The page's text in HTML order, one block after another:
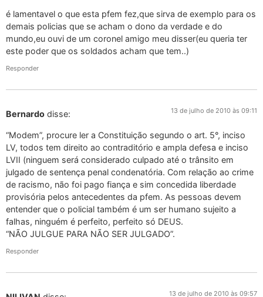
é lamentavel o que esta pfem fez,que sirva de exemplo para os
demais policias que se acham o dono da verdade e do
mundo,eu ouvi de um coronel amigo meu disser(eu queria ter
este poder que os soldados acham que tem..)
Responder
Bernardo disse: 13 de julho de 2010 às 09:11
“Modem”, procure ler a Constituição segundo o art. 5°, inciso
LV, todos tem direito ao contraditório e ampla defesa e inciso
LVII (ninguem será considerado culpado até o trânsito em
julgado de sentença penal condenatória. Com relação ao crime
de racismo, não foi pago fiança e sim concedida liberdade
provisória pelos antecedentes da pfem. As pessoas devem
entender que o policial também é um ser humano sujeito a
falhas, ninguém é perfeito, perfeito só DEUS.
“NÃO JULGUE PARA NÃO SER JULGADO”.
Responder
13 de julho de 2010 às 09:57